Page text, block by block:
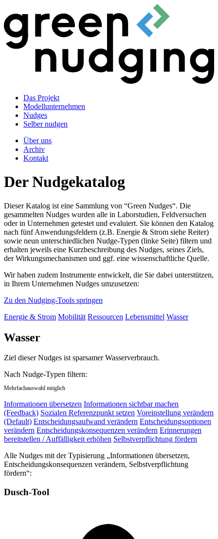
Das Projekt
Modellunternehmen
Nudges
Selber nudgen
Über uns
Archiv
Kontakt
Der Nudgekatalog
Dieser Katalog ist eine Sammlung von “Green Nudges“. Die
gesammelten Nudges wurden alle in Laborstudien, Feldversuchen
oder in Unternehmen getestet und evaluiert. Sie können den Katalog
nach fünf Anwendungsfeldern (z.B. Energie & Strom siehe Reiter)
sowie neun unterschiedlichen Nudge-Typen (linke Seite) filtern und
erhalten jeweils eine Kurzbeschreibung des Nudges, seines Ziels,
der Wirkungsmechanismen und ggf. eine wissenschaftliche Quelle.
Wir haben zudem Instrumente entwickelt, die Sie dabei unterstützen,
in Ihrem Unternehmen Nudges umzusetzen:
Zu den Nudging-Tools springen
Energie & Strom Mobilität Ressourcen Lebensmittel Wasser
Wasser
Ziel dieser Nudges ist sparsamer Wasserverbrauch.
Nach Nudge-Typen filtern:
Mehrfachauswahl möglich
Informationen übersetzen Informationen sichtbar machen
(Feedback) Sozialen Referenzpunkt setzen Voreinstellung verändern
(Default) Entscheidungsaufwand verändern Entscheidungsoptionen
verändern Entscheidungskonsequenzen verändern Erinnerungen
bereitstellen / Auffälligkeit erhöhen Selbstverpflichtung fördern
Alle Nudges mit der Typisierung „Informationen übersetzen,
Entscheidungskonsequenzen verändern, Selbstverpflichtung
fördern“:
Dusch-Tool